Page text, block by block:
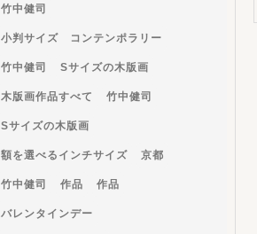
竹中健司
小判サイズ コンテンポラリー
竹中健司 Sサイズの木版画
木版画作品すべて 竹中健司
Sサイズの木版画
額を選べるインチサイズ 京都
竹中健司 作品 作品
バレンタインデー